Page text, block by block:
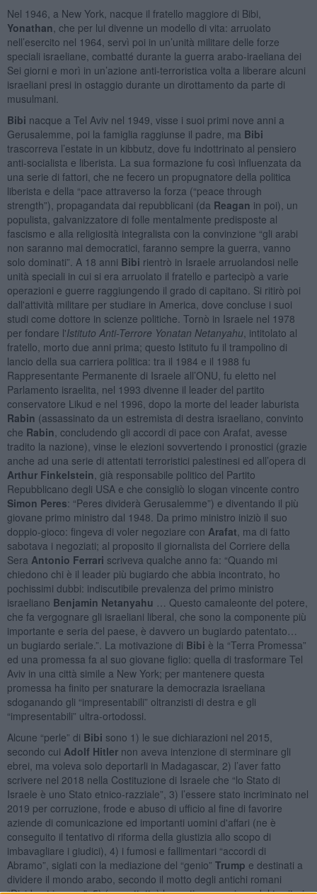
Nel 1946, a New York, nacque il fratello maggiore di Bibi,
Yonathan , che per lui divenne un modello di vita: arruolato
nell’esercito nel 1964, servì poi in un’unità militare delle forze
speciali israeliane, combatté durante la guerra arabo-iraeliana dei
Sei giorni e morì in un’azione anti-terroristica volta a liberare alcuni
israeliani presi in ostaggio durante un dirottamento da parte di
musulmani.
Bibi nacque a Tel Aviv nel 1949, visse i suoi primi nove anni a
Gerusalemme, poi la famiglia raggiunse il padre, ma Bibi
trascorreva l’estate in un kibbutz, dove fu indottrinato al pensiero
anti-socialista e liberista. La sua formazione fu così influenzata da
una serie di fattori, che ne fecero un propugnatore della politica
liberista e della “pace attraverso la forza (“peace through
strength”), propagandata dai repubblicani (da Reagan in poi), un
populista, galvanizzatore di folle mentalmente predisposte al
fascismo e alla religiosità integralista con la convinzione “gli arabi
non saranno mai democratici, faranno sempre la guerra, vanno
solo dominati”. A 18 anni Bibi rientrò in Israele arruolandosi nelle
unità speciali in cui si era arruolato il fratello e partecipò a varie
operazioni e guerre raggiungendo il grado di capitano. Si ritirò poi
dall'attività militare per studiare in America, dove concluse i suoi
studi come dottore in scienze politiche. Tornò in Israele nel 1978
per fondare l'Istituto Anti-Terrore Yonatan Netanyahu, intitolato al
fratello, morto due anni prima; questo Istituto fu il trampolino di
lancio della sua carriera politica: tra il 1984 e il 1988 fu
Rappresentante Permanente di Israele all’ONU, fu eletto nel
Parlamento israelita, nel 1993 divenne il leader del partito
conservatore Likud e nel 1996, dopo la morte del leader laburista
Rabin (assassinato da un estremista di destra israeliano, convinto
che Rabin , concludendo gli accordi di pace con Arafat, avesse
tradito la nazione), vinse le elezioni sovvertendo i pronostici (grazie
anche ad una serie di attentati terroristici palestinesi ed all’opera di
Arthur Finkelstein , già responsabile politico del Partito
Repubblicano degli USA e che consigliò lo slogan vincente contro
Simon Peres: “Peres dividerà Gerusalemme”) e diventando il più
giovane primo ministro dal 1948. Da primo ministro iniziò il suo
doppio-gioco: fingeva di voler negoziare con Arafat , ma di fatto
sabotava i negoziati; al proposito il giornalista del Corriere della
Sera Antonio Ferrari scriveva qualche anno fa: “Quando mi
chiedono chi è il leader più bugiardo che abbia incontrato, ho
pochissimi dubbi: indiscutibile prevalenza del primo ministro
israeliano Benjamin Netanyahu … Questo camaleonte del potere,
che fa vergognare gli israeliani liberal, che sono la componente più
importante e seria del paese, è davvero un bugiardo patentato…
un bugiardo seriale.”. La motivazione di Bibi è la “Terra Promessa”
ed una promessa fa al suo giovane figlio: quella di trasformare Tel
Aviv in una città simile a New York; per mantenere questa
promessa ha finito per snaturare la democrazia israeliana
sdoganando gli “impresentabili” oltranzisti di destra e gli
“impresentabili” ultra-ortodossi.
Alcune “perle” di Bibi sono 1) le sue dichiarazioni nel 2015,
secondo cui Adolf Hitlernon aveva intenzione di sterminare gli
ebrei, ma voleva solo deportarli in Madagascar, 2) l’aver fatto
scrivere nel 2018 nella Costituzione di Israele che “lo Stato di
Israele è uno Stato etnico-razziale”, 3) l’essere stato incriminato nel
2019 per corruzione, frode e abuso di ufficio al fine di favorire
aziende di comunicazione ed importanti uomini d'affari (ne è
conseguito il tentativo di riforma della giustizia allo scopo di
imbavagliare i giudici), 4) i fumosi e fallimentari “accordi di
Abramo”, siglati con la mediazione del “genio” Trump e destinati a
dividere il mondo arabo, secondo il motto degli antichi romani